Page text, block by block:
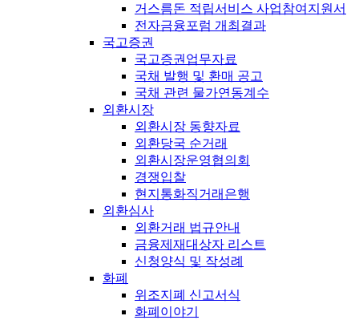
거스름돈 적립서비스 사업참여지원서
전자금융포럼 개최결과
국고증권
국고증권업무자료
국채 발행 및 환매 공고
국채 관련 물가연동계수
외환시장
외환시장 동향자료
외환당국 순거래
외환시장운영협의회
경쟁입찰
현지통화직거래은행
외환심사
외환거래 법규안내
금융제재대상자 리스트
신청양식 및 작성례
화폐
위조지폐 신고서식
화폐이야기